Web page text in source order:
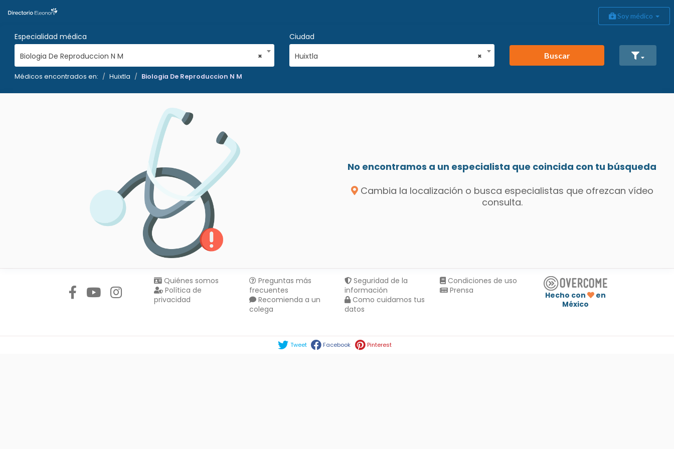
Soy médico
Especialidad médica
×
Biologia De Reproduccion N M
Ciudad
×
Huixtla Buscar
Médicos encontrados en: Huixtla Biologia De Reproduccion N M
No encontramos a un especialista que coincida con tu búsqueda
Cambia la localización o busca especialistas que ofrezcan vídeo
consulta.
Quiénes somos
Política de
privacidad
Preguntas más
frecuentes
Recomienda a un
colega
Seguridad de la
información
Como cuidamos tus
datos
Condiciones de uso
Prensa
Hecho con
en
México
Tweet Facebook Pinterest